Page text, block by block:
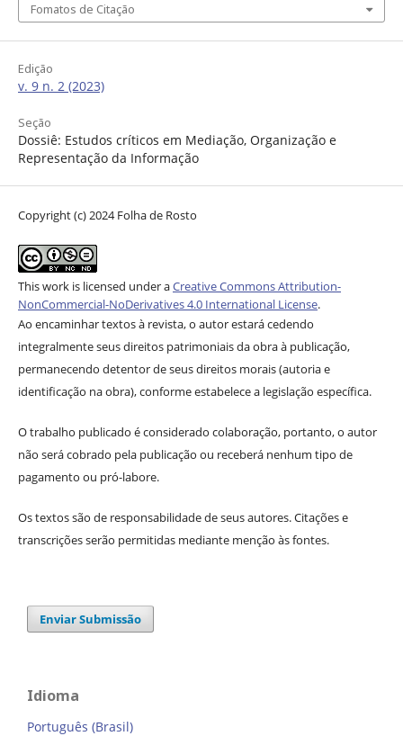
Fomatos de Citação
Edição
v. 9 n. 2 (2023)
Seção
Dossiê: Estudos críticos em Mediação, Organização e
Representação da Informação
Copyright (c) 2024 Folha de Rosto
This work is licensed under aCreative Commons Attribution-
NonCommercial-NoDerivatives 4.0 International License.
Ao encaminhar textos à revista, o autor estará cedendo
integralmente seus direitos patrimoniais da obra à publicação,
permanecendo detentor de seus direitos morais (autoria e
identificação na obra), conforme estabelece a legislação específica.
O trabalho publicado é considerado colaboração, portanto, o autor
não será cobrado pela publicação ou receberá nenhum tipo de
pagamento ou pró-labore.
Os textos são de responsabilidade de seus autores. Citações e
transcrições serão permitidas mediante menção às fontes.
Enviar Submissão
Idioma
Português (Brasil)